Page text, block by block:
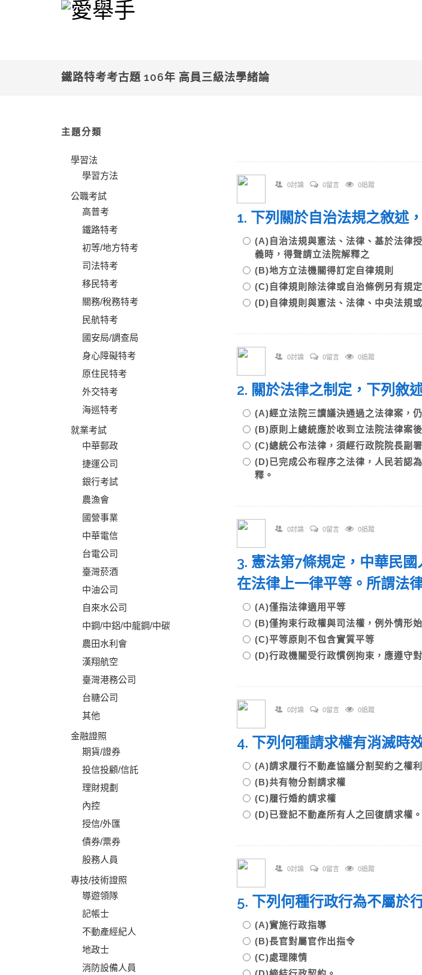
鐵路特考考古題 106年 高員三級法學緒論
主題分類
學習法
學習方法
公職考試
高普考
鐵路特考
初等/地方特考
司法特考
移民特考
關務/稅務特考
民航特考
國安局/調查局
身心障礙特考
原住民特考
外交特考
海巡特考
就業考試
中華郵政
捷運公司
銀行考試
農漁會
國營事業
中華電信
台電公司
臺灣菸酒
中油公司
自來水公司
中鋼/中鋁/中龍鋼/中碳
農田水利會
漢翔航空
臺灣港務公司
台糖公司
其他
金融證照
期貨/證券
投信投顧/信託
理財規劃
內控
授信/外匯
債券/票券
股務人員
專技/技術證照
導遊領隊
記帳士
不動產經紀人
地政士
消防設備人員
0討論 0留言 0追蹤
1. 下列關於自治法規之敘述
(A)自治法規與憲法、法律、基於法律
義時，得聲請立法院解釋之
(B)地方立法機關得訂定自律規則
(C)自律規則除法律或自治條例另有規
(D)自律規則與憲法、法律、中央法規
0討論 0留言 0追蹤
2. 關於法律之制定，下列敘
(A)經立法院三讀議決通過之法律案，
(B)原則上總統應於收到立法院法律案
(C)總統公布法律，須經行政院院長副
(D)已完成公布程序之法律，人民若認
釋。
0討論 0留言 0追蹤
3. 憲法第7條規定，中華民
在法律上一律平等。所謂法
(A)僅指法律適用平等
(B)僅拘束行政權與司法權，例外情形
(C)平等原則不包含實質平等
(D)行政機關受行政慣例拘束，應遵守
0討論 0留言 0追蹤
4. 下列何種請求權有消滅時
(A)請求履行不動產協議分割契約之權
(B)共有物分割請求權
(C)履行婚約請求權
(D)已登記不動產所有人之回復請求權。
0討論 0留言 0追蹤
5. 下列何種行政行為不屬於
(A)實施行政指導
(B)長官對屬官作出指令
(C)處理陳情